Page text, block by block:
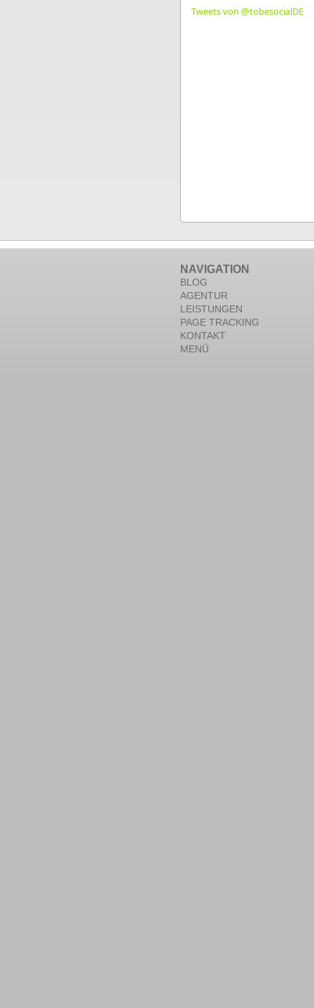
Tweets von @tobesocialDE
NAVIGATION
BLOG
AGENTUR
LEISTUNGEN
PAGE TRACKING
KONTAKT
MENÜ